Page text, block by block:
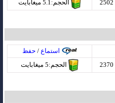
الحجم:5.1 ميغابايت
استماع / حفظ
الحجم:5 ميغابايت